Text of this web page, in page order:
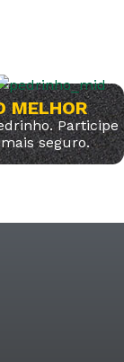
MELHOR
Participe
seguro.